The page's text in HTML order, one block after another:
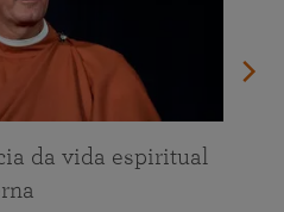
da vida espiritual